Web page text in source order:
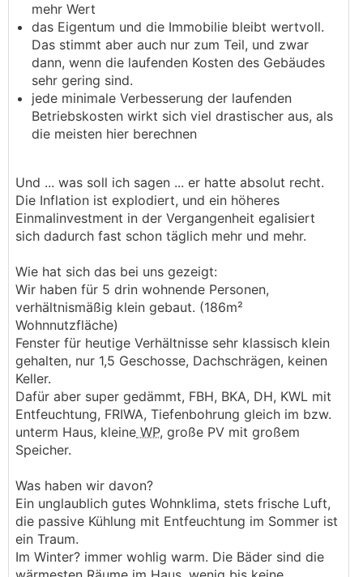
mehr Wert
das Eigentum und die Immobilie bleibt wertvoll.
Das stimmt aber auch nur zum Teil, und zwar
dann, wenn die laufenden Kosten des Gebäudes
sehr gering sind.
jede minimale Verbesserung der laufenden
Betriebskosten wirkt sich viel drastischer aus, als
die meisten hier berechnen
Und ... was soll ich sagen ... er hatte absolut recht.
Die Inflation ist explodiert, und ein höheres
Einmalinvestment in der Vergangenheit egalisiert
sich dadurch fast schon täglich mehr und mehr.
Wie hat sich das bei uns gezeigt:
Wir haben für 5 drin wohnende Personen,
verhältnismäßig klein gebaut. (186m²
Wohnnutzfläche)
Fenster für heutige Verhältnisse sehr klassisch klein
gehalten, nur 1,5 Geschosse, Dachschrägen, keinen
Keller.
Dafür aber super gedämmt, FBH, BKA, DH, KWL mit
Entfeuchtung, FRIWA, Tiefenbohrung gleich im bzw.
unterm Haus, kleine WP, große PV mit großem
Speicher.
Was haben wir davon?
Ein unglaublich gutes Wohnklima, stets frische Luft,
die passive Kühlung mit Entfeuchtung im Sommer ist
ein Traum.
Im Winter? immer wohlig warm. Die Bäder sind die